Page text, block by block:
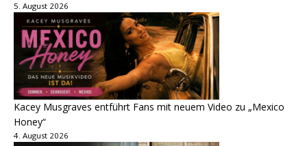
5. August 2026
Kacey Musgraves entführt Fans mit neuem Video zu „Mexico
Honey“
4. August 2026